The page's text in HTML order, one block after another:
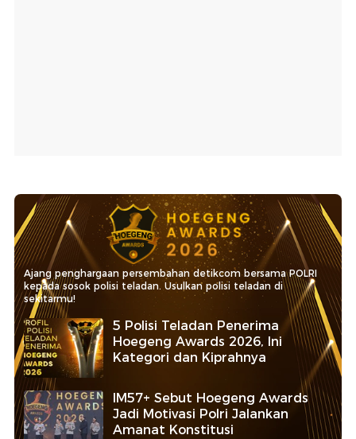
Ajang penghargaan persembahan detikcom bersama POLRI
kepada sosok polisi teladan. Usulkan polisi teladan di
sekitarmu!
5 Polisi Teladan Penerima
Hoegeng Awards 2026, Ini
Kategori dan Kiprahnya
IM57+ Sebut Hoegeng Awards
Jadi Motivasi Polri Jalankan
Amanat Konstitusi